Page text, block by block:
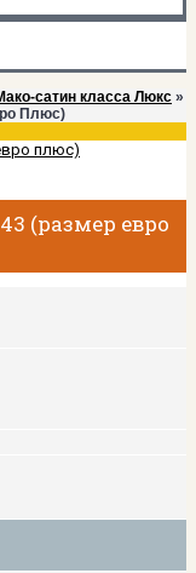
сатин класса Люкс »
Плюс)
(размер евро